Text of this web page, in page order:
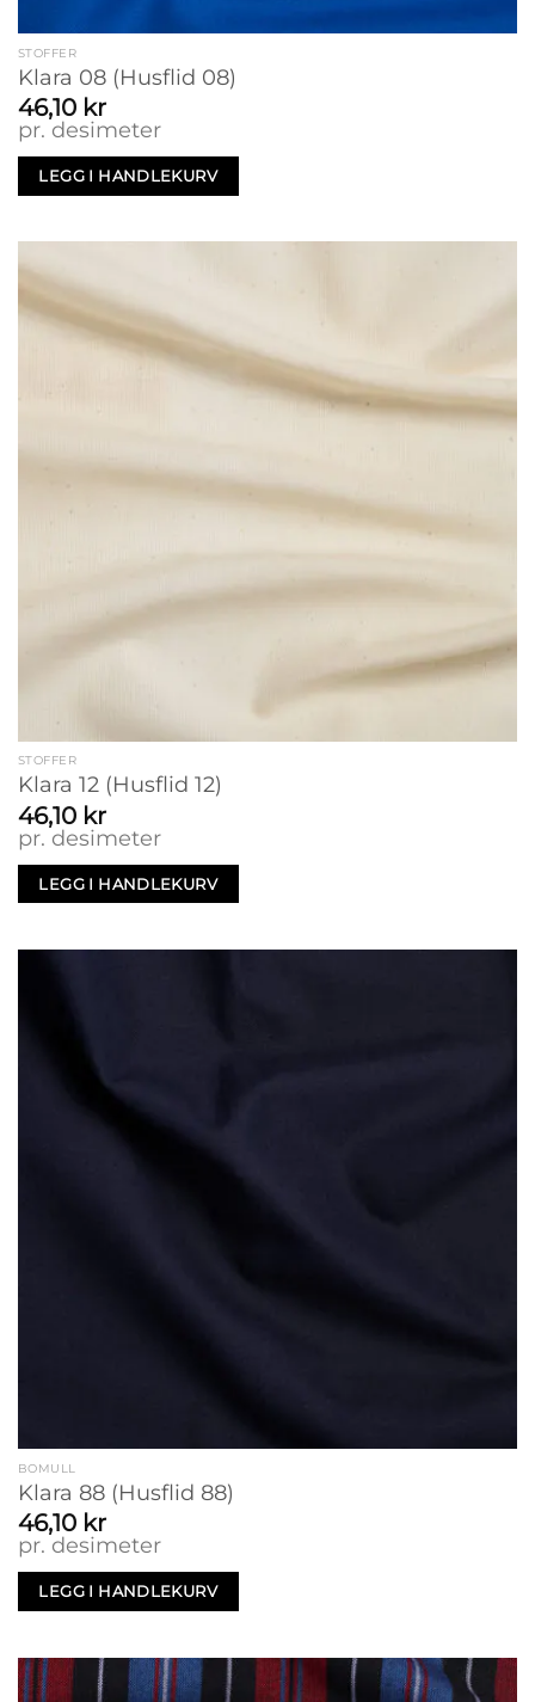
STOFFER
Klara 08 (Husflid 08)
46,10 kr
pr. desimeter
LEGG I HANDLEKURV
STOFFER
Klara 12 (Husflid 12)
46,10 kr
pr. desimeter
LEGG I HANDLEKURV
BOMULL
Klara 88 (Husflid 88)
46,10 kr
pr. desimeter
LEGG I HANDLEKURV